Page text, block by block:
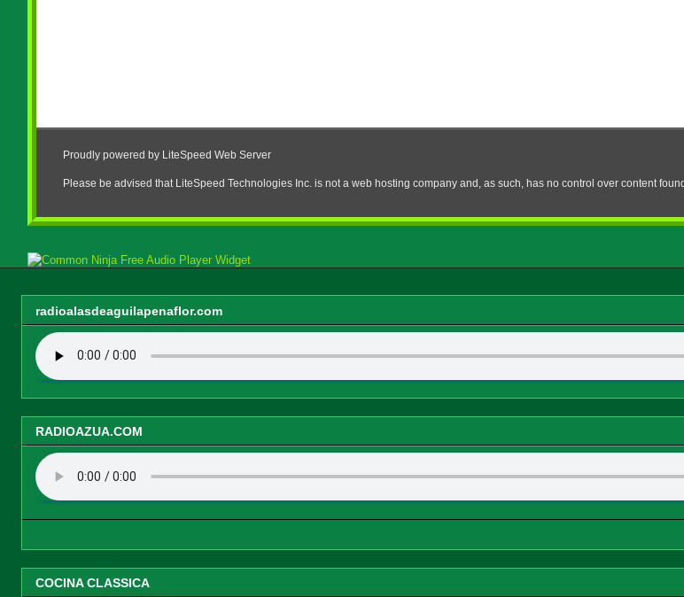
Free Audio Player Widget
radioalasdeaguilapenaflor.com
RADIOAZUA.COM
COCINA CLASSICA